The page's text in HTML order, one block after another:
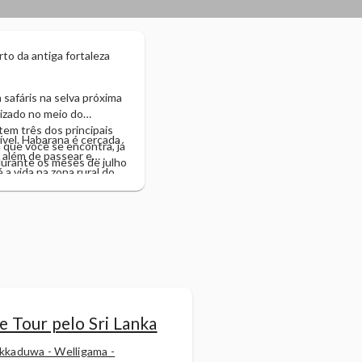
da antiga fortaleza
na selva próxima
no meio do
três dos principais
você se encontra, já
os meses de julho
Habarana é cercada
de passear e
vida na zona rural do
Tour pelo Sri Lanka
- Welligama -